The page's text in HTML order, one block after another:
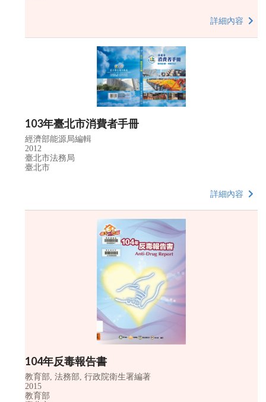
詳細內容
103年臺北市消費者手冊
經濟部能源局編輯
2012
臺北市法務局
臺北市
詳細內容
104年反毒報告書
教育部, 法務部, 行政院衛生署編著
2015
教育部